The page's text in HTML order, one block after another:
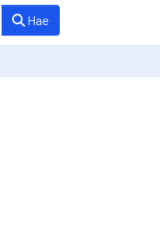
Hae